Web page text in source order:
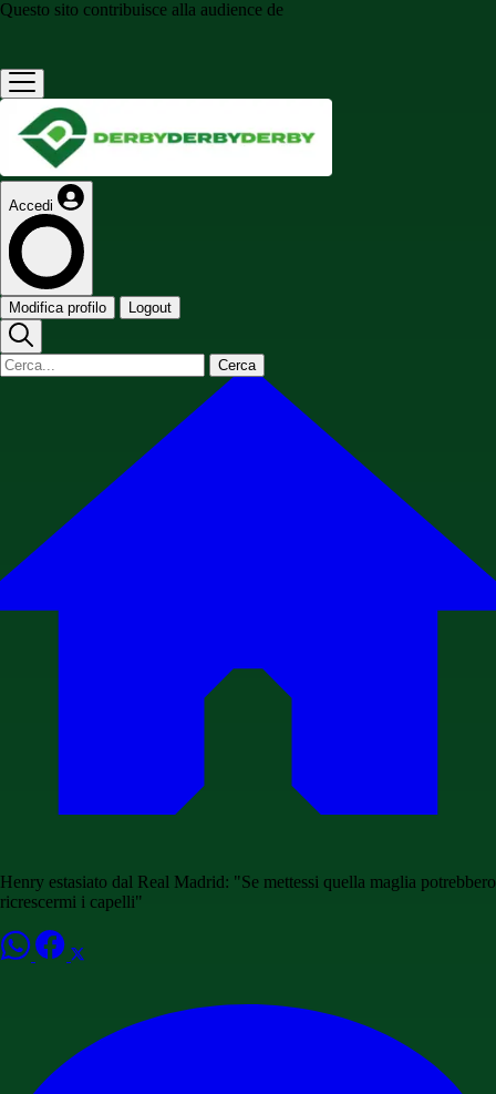
Questo sito contribuisce alla audience de
Accedi
Modifica profilo Logout
Cerca
Henry estasiato dal Real Madrid: "Se mettessi quella maglia potrebbero
ricrescermi i capelli"